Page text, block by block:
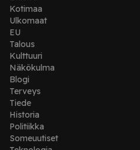
Kotimaa
Ulkomaat
EU
Talous
Kulttuuri
Näkökulma
Blogi
Terveys
Tiede
Historia
Politiikka
Someuutiset